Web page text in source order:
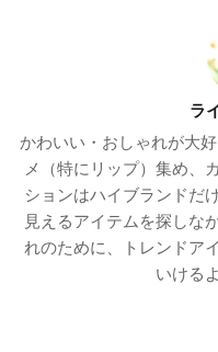
ラ
かわいい・おしゃれが大
メ（特にリップ）集め、
ションはハイブランドだ
見えるアイテムを探しな
れのために、トレンドア
いける